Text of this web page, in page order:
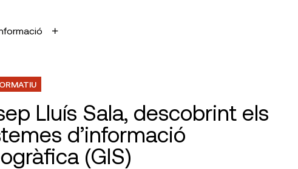
Lluís Sala, descobrint els
d’informació
(GIS)